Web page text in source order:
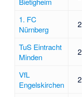
1. FC
Nürnberg
2
TuS Eintracht
Minden
2
VfL
Engelskirchen
2